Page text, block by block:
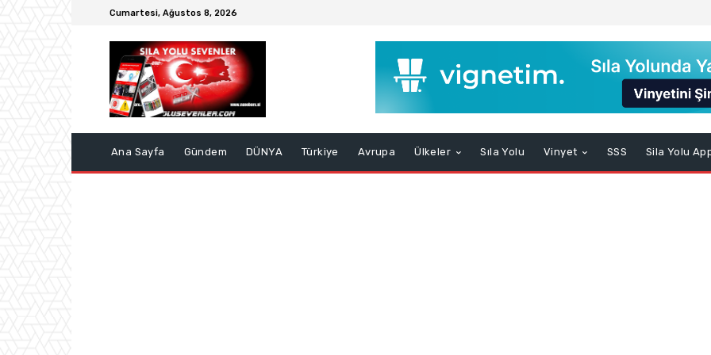
Cumartesi, Ağustos 8, 2026
Ana Sayfa Gündem DÜNYA Türkiye Avrupa Ülkeler Sıla Yolu Vinyet SSS Sila Yolu